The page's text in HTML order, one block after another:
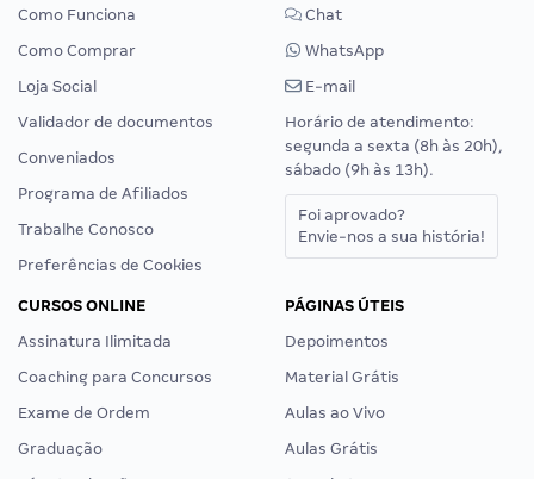
Como Funciona
Como Comprar
Loja Social
Validador de documentos
Conveniados
Programa de Afiliados
Trabalhe Conosco
Preferências de Cookies
Chat
WhatsApp
E-mail
Horário de atendimento:
segunda a sexta (8h às 20h),
sábado (9h às 13h).
Foi aprovado?
Envie-nos a sua história!
CURSOS ONLINE
Assinatura Ilimitada
Coaching para Concursos
Exame de Ordem
Graduação
PÁGINAS ÚTEIS
Depoimentos
Material Grátis
Aulas ao Vivo
Aulas Grátis